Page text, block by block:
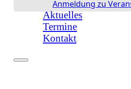
Anmeldung zu
Aktuelles
Termine
Kontakt